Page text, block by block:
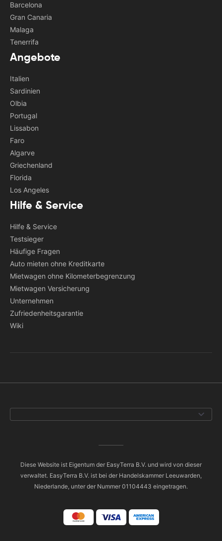
Barcelona
Gran Canaria
Malaga
Tenerrifa
Angebote
Italien
Sardinien
Olbia
Portugal
Lissabon
Faro
Algarve
Griechenland
Florida
Los Angeles
Hilfe & Service
Hilfe & Service
Testsieger
Häufige Fragen
Auto mieten ohne Kreditkarte
Mietwagen ohne Kilometerbegrenzung
Mietwagen Versicherung
Unternehmen
Zufriedenheitsgarantie
Wiki
Diese Website ist Eigentum der EasyTerra B.V. und wird von dieser
verwaltet. EasyTerra B.V. ist bei der Handelskammer Leeuwarden,
Niederlande, unter der Nummer 01104443 eingetragen.